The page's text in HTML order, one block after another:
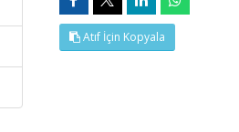
Atıf İçin Kopyala